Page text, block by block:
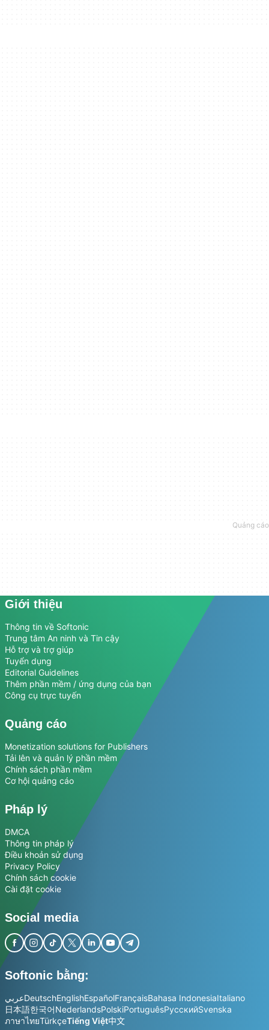
Giới thiệu
Thông tin về Softonic
Trung tâm An ninh và Tin cậy
Hỗ trợ và trợ giúp
Tuyển dụng
Editorial Guidelines
Thêm phần mềm / ứng dụng của bạn
Công cụ trực tuyến
Quảng cáo
Monetization solutions for Publishers
Tải lên và quản lý phần mềm
Chính sách phần mềm
Cơ hội quảng cáo
Pháp lý
DMCA
Thông tin pháp lý
Điều khoản sử dụng
Privacy Policy
Chính sách cookie
Cài đặt cookie
Social media
Softonic bằng:
عربيDeutschEnglishEspañolFrançaisBahasa IndonesiaItaliano
日本語한국어NederlandsPolskiPortuguêsРусскийSvenska
ภาษาไทยTürkçeTiếng Việt中文